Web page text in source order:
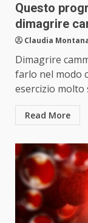
Questo
dimagrire
Claudia
Dimagrire
farlo nel modo
esercizio molto
Read More